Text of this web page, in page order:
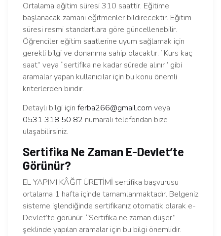
Ortalama eğitim süresi 310 saattir. Eğitime
başlanacak zamanı eğitmenler bildirecektir. Eğitim
süresi resmi standartlara göre güncellenebilir.
Öğrenciler eğitim saatlerine uyum sağlamak için
gerekli bilgi ve donanıma sahip olacaktır. “Kurs kaç
saat” veya “sertifika ne kadar sürede alınır” gibi
aramalar yapan kullanıcılar için bu konu önemli
kriterlerden biridir.
Detaylı bilgi için ferba266@gmail.com veya
0531 318 50 82 numaralı telefondan bize
ulaşabilirsiniz.
Sertifika Ne Zaman E-Devlet’te
Görünür?
EL YAPIMI KÂĞIT ÜRETİMİ sertifika başvurusu
ortalama 1 hafta içinde tamamlanmaktadır. Belgeniz
sisteme işlendiğinde sertifikanız otomatik olarak e-
Devlet’te görünür. “Sertifika ne zaman düşer”
şeklinde yapılan aramalar için bu bilgi önemlidir.